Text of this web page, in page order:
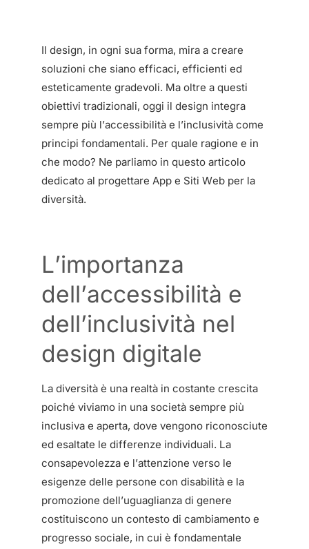
Il design, in ogni sua forma, mira a creare
soluzioni che siano efficaci, efficienti ed
esteticamente gradevoli. Ma oltre a questi
obiettivi tradizionali, oggi il design integra
sempre più l’accessibilità e l’inclusività come
principi fondamentali. Per quale ragione e in
che modo? Ne parliamo in questo articolo
dedicato al progettare App e Siti Web per la
diversità.
L’importanza
dell’accessibilità e
dell’inclusività nel
design digitale
La diversità è una realtà in costante crescita
poiché viviamo in una società sempre più
inclusiva e aperta, dove vengono riconosciute
ed esaltate le differenze individuali. La
consapevolezza e l’attenzione verso le
esigenze delle persone con disabilità e la
promozione dell’uguaglianza di genere
costituiscono un contesto di cambiamento e
progresso sociale, in cui è fondamentale